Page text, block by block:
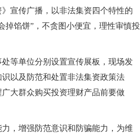
宣传广播，以非法集资四个特性的
掉馅饼”，不贪图小便宜，理性审慎投
等单位分别设置宣传展板，现场发
以及防范和处置非法集资政策法
大群众购买投资理财产品前要做
，增强防范意识和防骗能力，为维